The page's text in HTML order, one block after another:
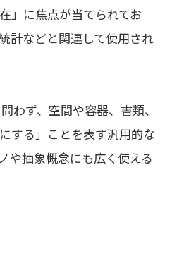
」に焦点が当てられてお
計などと関連して使用され
わず、空間や容器、書類、
する」ことを表す汎用的な
や抽象概念にも広く使える